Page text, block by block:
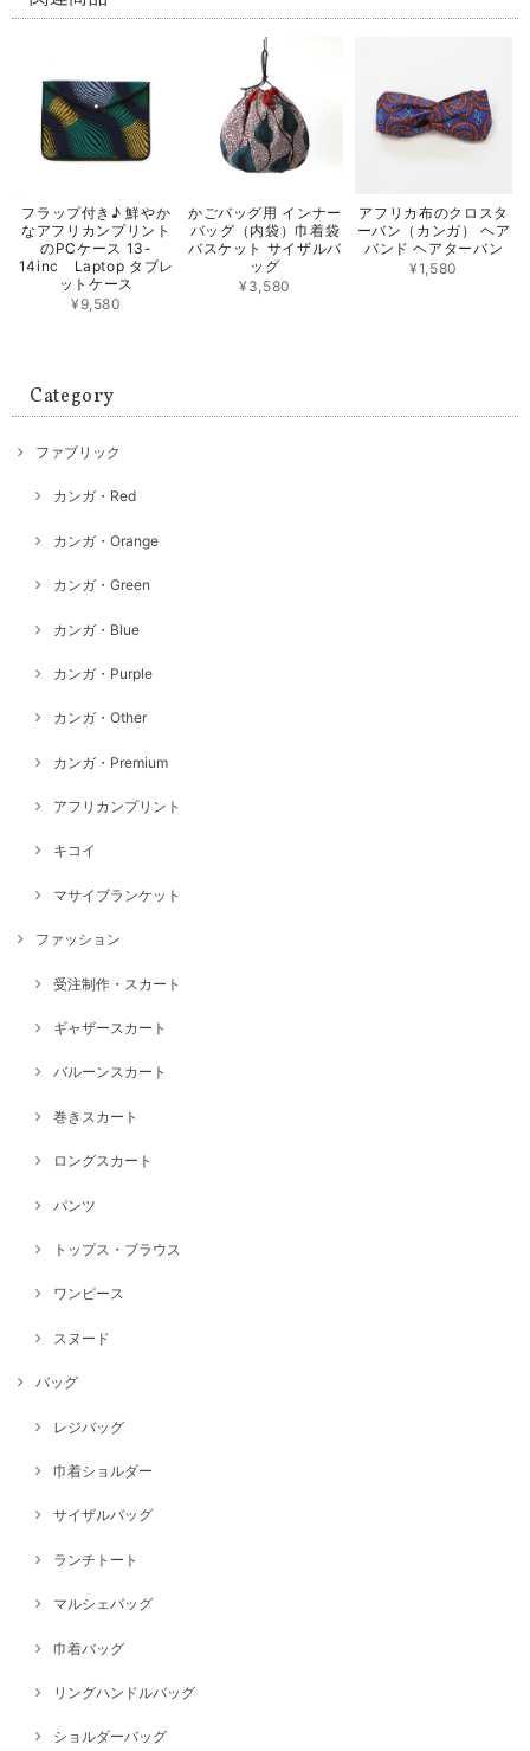
フラップ付き♪ 鮮やか
なアフリカンプリント
のPCケース 13-
14inc Laptop タブレ
ットケース
¥9,580
かごバッグ用 インナー
バッグ（内袋）巾着袋
バスケット サイザルバ
ッグ
¥3,580
アフリカ布のクロスタ
ーバン（カンガ） ヘア
バンド ヘアターバン
¥1,580
Category
ファブリック
カンガ・Red
カンガ・Orange
カンガ・Green
カンガ・Blue
カンガ・Purple
カンガ・Other
カンガ・Premium
アフリカンプリント
キコイ
マサイブランケット
ファッション
受注制作・スカート
ギャザースカート
バルーンスカート
巻きスカート
ロングスカート
パンツ
トップス・ブラウス
ワンピース
スヌード
バッグ
レジバッグ
巾着ショルダー
サイザルバッグ
ランチトート
マルシェバッグ
巾着バッグ
リングハンドルバッグ
ショルダーバッグ